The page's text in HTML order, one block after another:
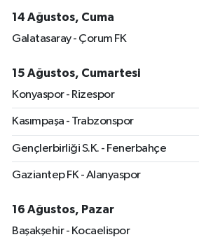
14 Ağustos, Cuma
Galatasaray - Çorum FK
15 Ağustos, Cumartesi
Konyaspor - Rizespor
Kasımpaşa - Trabzonspor
Gençlerbirliği S.K. - Fenerbahçe
Gaziantep FK - Alanyaspor
16 Ağustos, Pazar
Başakşehir - Kocaelispor